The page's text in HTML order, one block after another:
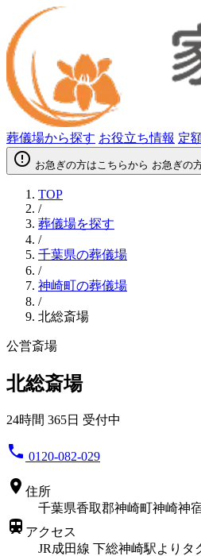
葬儀場から探す お役立ち情報 定
error_outline お急ぎの方はこちらから お急ぎの
TOP
/
葬儀場を探す
/
千葉県の葬儀場
/
神崎町の葬儀場
/
北総斎場
公営斎場
北総斎場
24時間 365日 受付中
phone 0120-082-029
location_on 住所
千葉県香取郡神崎町神崎神
train アクセス
JR成田線 下総神崎駅よりタ